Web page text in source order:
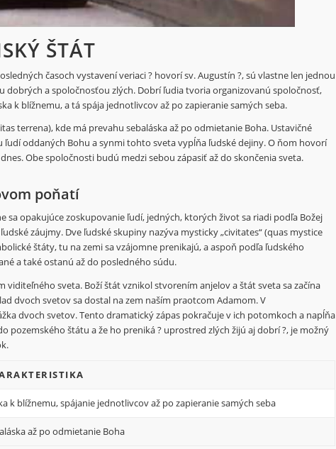
ŠTÁT
časoch vystavení veriaci ? hovorí sv. Augustín ?, sú vlastne len jednou
a spoločnosťou zlých. Dobrí ľudia tvoria organizovanú spoločnosť,
k blížnemu, a tá spája jednotlivcov až po zapieranie samých seba.
terrena), kde má prevahu sebaláska až po odmietanie Boha. Ustavičné
oddaných Bohu a synmi tohto sveta vypĺňa ľudské dejiny. O ňom hovorí
Obe spoločnosti budú medzi sebou zápasiť až do skončenia sveta.
poňatí
sa opakujúce zoskupovanie ľudí, jedných, ktorých život sa riadi podľa Božej
záujmy. Dve ľudské skupiny nazýva mysticky „civitates“ (quas mystice
štáty, tu na zemi sa vzájomne prenikajú, a aspoň podľa ľudského
a také ostanú až do posledného súdu.
viditeľného sveta. Boží štát vznikol stvorením anjelov a štát sveta sa začína
dvoch svetov sa dostal na zem naším praotcom Adamom. V
dvoch svetov. Tento dramatický zápas pokračuje v ich potomkoch a napĺňa
pozemského štátu a že ho preniká ? uprostred zlých žijú aj dobrí ?, je možný
k blížnemu, spájanie jednotlivcov až po zapieranie samých seba
až po odmietanie Boha